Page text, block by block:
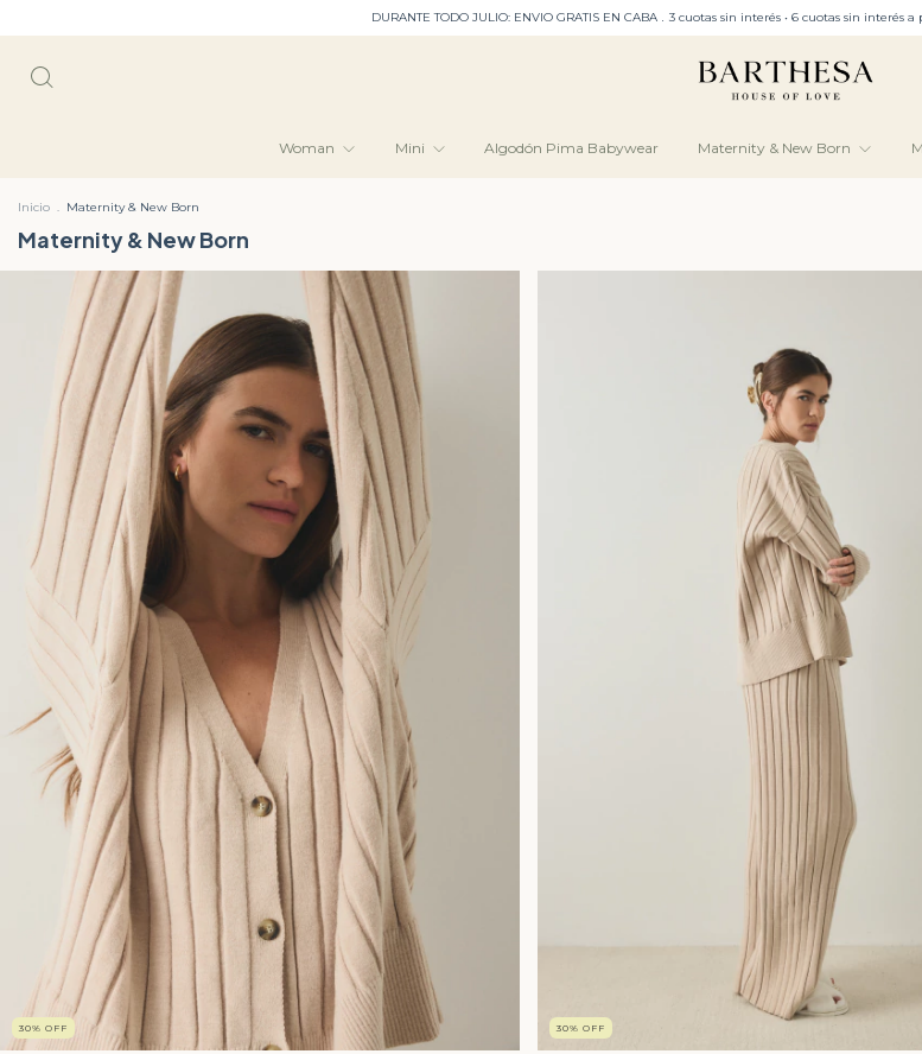
DURANTE TODO JULIO: ENVIO GRATIS EN CABA﹒3 cuotas sin interés • 6 cuotas sin interés a partir de $250.000 • 15% Off con transferencia
Woman Mini Algodón Pima Babywear Maternity & New Born
Inicio . Maternity & New Born
Maternity & New Born
30% OFF 30% OFF